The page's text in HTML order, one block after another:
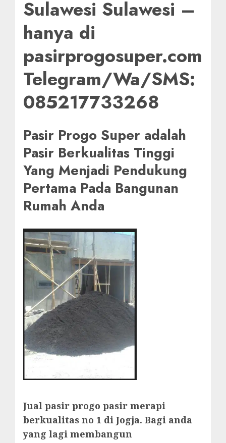
Sulawesi Sulawesi –
hanya di
pasirprogosuper.com
Telegram/Wa/SMS:
085217733268
Pasir Progo Super adalah
Pasir Berkualitas Tinggi
Yang Menjadi Pendukung
Pertama Pada Bangunan
Rumah Anda
Jual pasir progo pasir merapi
berkualitas no 1 di Jogja. Bagi anda
yang lagi membangun